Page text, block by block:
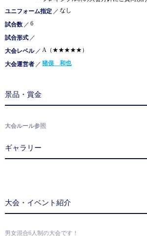
ユニフォーム指定 ／ なし
試合数 ／ 6
試合形式 ／
大会レベル ／ A（★★★★★）
大会運営者 ／ 猪俣 和也
景品・賞金
大会ルール参照
ギャラリー
大会・イベント紹介
男女混合6人制の大会です！